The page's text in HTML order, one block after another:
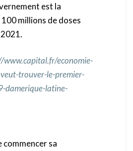
est la
millions de doses
www.capital.fr/economie-
trouver-le-premier-
damerique-latine-
commencer sa